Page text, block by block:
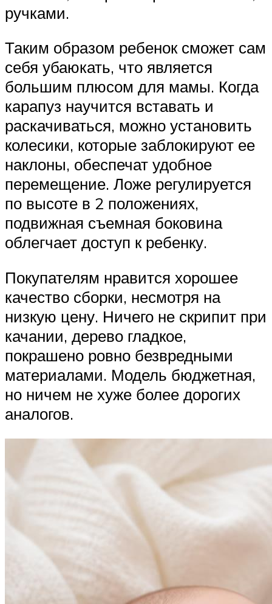
ручками.
Таким образом ребенок сможет сам
себя убаюкать, что является
большим плюсом для мамы. Когда
карапуз научится вставать и
раскачиваться, можно установить
колесики, которые заблокируют ее
наклоны, обеспечат удобное
перемещение. Ложе регулируется
по высоте в 2 положениях,
подвижная съемная боковина
облегчает доступ к ребенку.
Покупателям нравится хорошее
качество сборки, несмотря на
низкую цену. Ничего не скрипит при
качании, дерево гладкое,
покрашено ровно безвредными
материалами. Модель бюджетная,
но ничем не хуже более дорогих
аналогов.